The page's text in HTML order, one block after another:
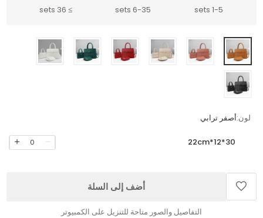
1-5 sets
6-35 sets
≥ 36 sets
لون:أصفر ترابي
30*12*22cm
0
أضف إلى السلة
التفاصيل والصور متاحة للتنزيل على الكمبيوتر